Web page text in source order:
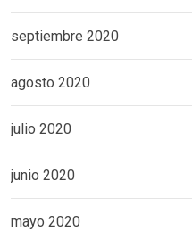
septiembre 2020
agosto 2020
julio 2020
junio 2020
mayo 2020